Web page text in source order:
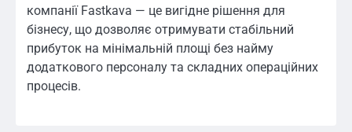
компанії Fastkava — це вигідне рішення для
бізнесу, що дозволяє отримувати стабільний
прибуток на мінімальній площі без найму
додаткового персоналу та складних операційних
процесів.